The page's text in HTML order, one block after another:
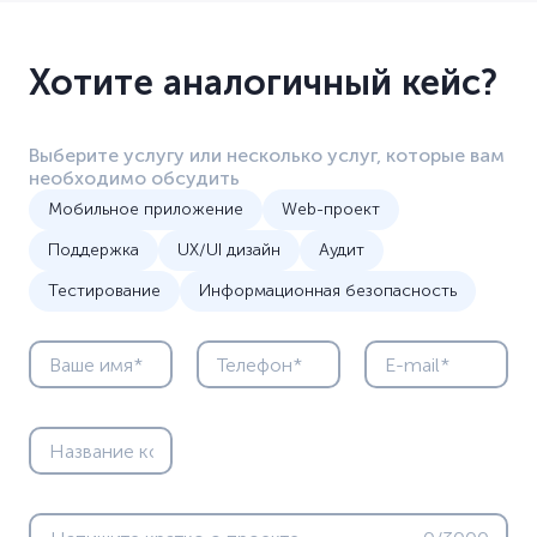
Хотите аналогичный кейс?
Выберите услугу или несколько услуг, которые вам
необходимо обсудить
Мобильное приложение
Web-проект
Поддержка
UX/UI дизайн
Аудит
Тестирование
Информационная безопасность